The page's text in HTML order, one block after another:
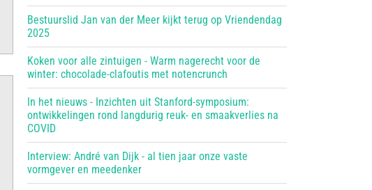
Bestuurslid Jan van der Meer kijkt terug op Vriendendag
2025
Koken voor alle zintuigen - Warm nagerecht voor de
winter: chocolade-clafoutis met notencrunch
In het nieuws - Inzichten uit Stanford-symposium:
ontwikkelingen rond langdurig reuk- en smaakverlies na
COVID
Interview: André van Dijk - al tien jaar onze vaste
vormgever en meedenker